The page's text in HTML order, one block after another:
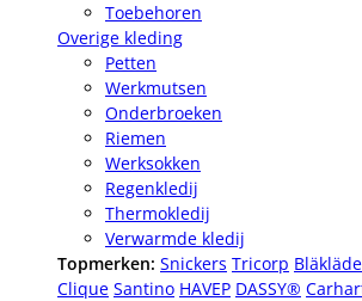
Toebehoren
Overige kleding
Petten
Werkmutsen
Onderbroeken
Riemen
Werksokken
Regenkledij
Thermokledij
Verwarmde kledij
Topmerken: Snickers Tricorp
Clique Santino HAVEP DASSY®